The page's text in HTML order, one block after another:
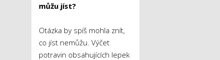
můžu jíst?
Otázka by spíš mohla znít,
co jíst nemůžu. Výčet
potravin obsahujících lepek